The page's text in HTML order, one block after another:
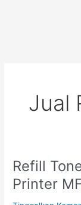
Jual
Refill
Printer
Refill
Toner
HP
107